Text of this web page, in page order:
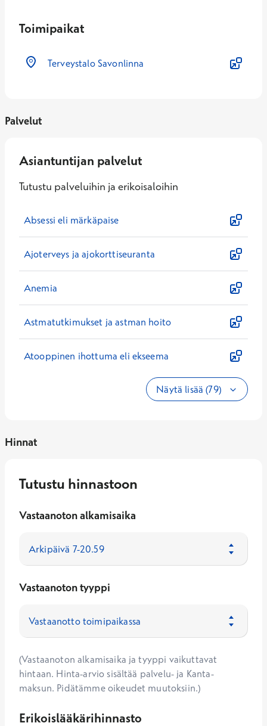
Toimipaikat
Terveystalo Savonlinna
Palvelut
Asiantuntijan palvelut
Tutustu palveluihin ja erikoisaloihin
Absessi eli märkäpaise
Ajoterveys ja ajokorttiseuranta
Anemia
Astmatutkimukset ja astman hoito
Atooppinen ihottuma eli ekseema
Näytä lisää (79)
Hinnat
Tutustu hinnastoon
Vastaanoton alkamisaika
Vastaanoton tyyppi
(Vastaanoton alkamisaika ja tyyppi vaikuttavat
hintaan. Hinta-arvio sisältää palvelu- ja Kanta-
maksun. Pidätämme oikeudet muutoksiin.)
Erikoislääkärihinnasto